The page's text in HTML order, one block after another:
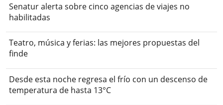
Senatur alerta sobre cinco agencias de viajes no
habilitadas
Teatro, música y ferias: las mejores propuestas del
finde
Desde esta noche regresa el frío con un descenso de
temperatura de hasta 13°C